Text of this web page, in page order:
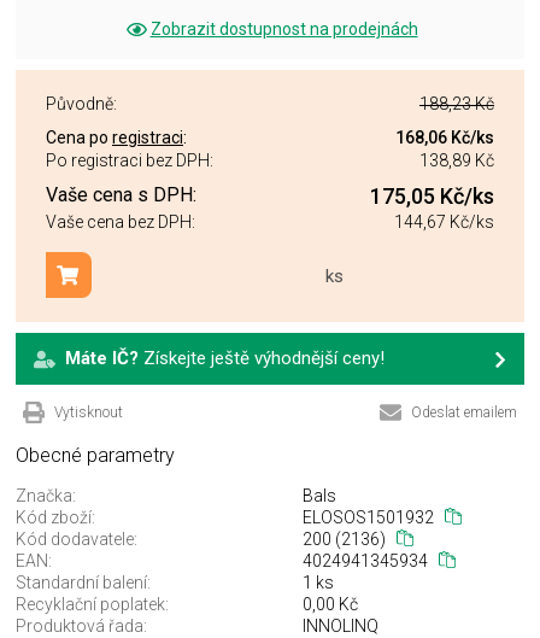
Zobrazit dostupnost na prodejnách
Původně:
188,23 Kč
Cena po registraci: 168,06 Kč/ks
Po registraci bez DPH:
138,89 Kč
Vaše cena s DPH: 175,05 Kč/ks
Vaše cena bez DPH: 144,67 Kč/ks
ks
Přidat do košíku
Máte IČ? Získejte ještě výhodnější ceny!
Vytisknout Odeslat emailem
Obecné parametry
Značka:
Bals
Kód zboží:
ELOSOS1501932
Kód dodavatele:
200 (2136)
EAN:
4024941345934
Standardní balení:
1 ks
Recyklační poplatek:
0,00 Kč
Produktová řada:
INNOLINQ